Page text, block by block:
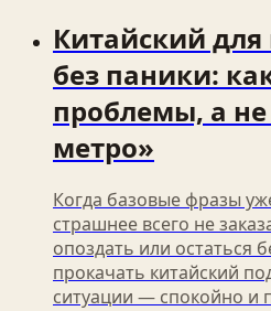
Китайский
без паники:
проблемы, а не
метро»
Когда базовые фразы
страшнее всего не
опоздать или остаться
прокачать китайский
ситуации — спокойно и